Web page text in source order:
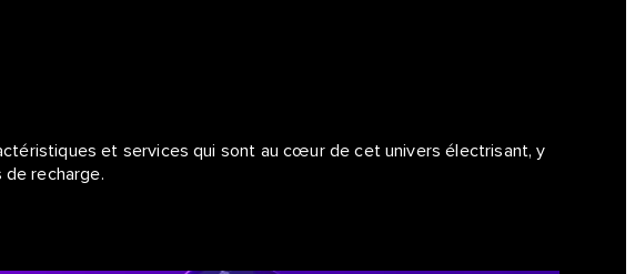
et services qui sont au cœur de cet univers électrisant, y
recharge.